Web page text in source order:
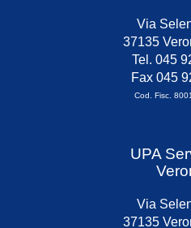
Via
37135
Tel. 045
Fax 045
Cod. Fisc.
UPA
Via
37135